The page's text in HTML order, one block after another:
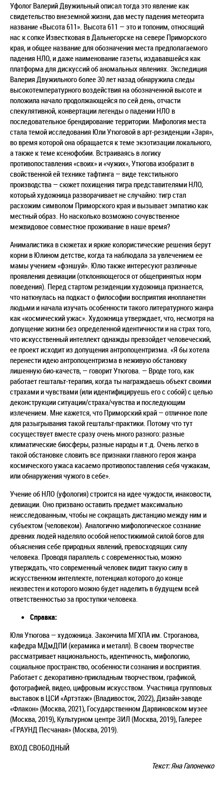
Уфолог Валерий Двужильный описал тогда это явление как
свидетельство внеземной жизни, дав месту падения метеорита
название «Высота 611». Высота 611 — это и топоним, относящий
нас к сопке Известковая в Дальнегорске на севере Приморского
края, и общее название для обозначения места предполагаемого
падения НЛО, и даже наименование газеты, издававшейся как
платформа для дискуссий об аномальных явлениях. Экспедиция
Валерия Двужильного более 30 лет назад обнаружила следы
высокотемпературного воздействия на обозначенной высоте и
положила начало продолжающейся по сей день, отчасти
спекулятивной, конвертации легенды о падении НЛО в
последовательное брендирование территории. Мифология места
стала темой исследования Юли Утюговой в арт-резиденции «Заря»,
во время которой она обращается к теме экзотизации локального,
а также к теме ксенофобии. Встраиваясь в логику
противопоставления «своих» и «чужих», Утюгова изобразит в
свойственной ей технике тафтинга — виде текстильного
производства —сюжет похищения тигра представителями НЛО,
который художница разворачивает не случайно: тигр стал
расхожим символом Приморского края и вызывает эмпатию как
местный образ. Но насколько возможно сочувственное
межвидовое совместное проживание в наше время?
Анималистика в сюжетах и яркие колористические решения берут
корни в Юлином детстве, когда та наблюдала за увлечением ее
мамы учением «фэншуй». Юлю также интересуют различные
проявления девиации (отклоняющегося от общепринятых норм
поведения). Перед стартом резиденции художница признается,
что наткнулась на подкаст о философии восприятия инопланетян
людьми и начала изучать особенности такого литературного жанра
как «космический ужас». Художница утверждает, что, несмотря на
допущение жизни без определенной идентичности и на страх того,
что искусственный интеллект однажды превзойдет человеческий,
ее проект исходит из допущения антропоцентризма. «Я бы хотела
перенести идею антропоцентризма в неживую обстановку
лишенную био-качеств, — говорит Утюгова. — Вроде того, как
работает гештальт-терапия, когда ты награждаешь объект своими
страхами и чувствами (или идентифицируешь его с собой) с целью
деконструкции ситуации/страха/чувства и последующим
излечением. Мне кажется, что Приморский край — отличное поле
для разыгрывания такой гештальт-практики. Потому что тут
сосуществует вместе сразу очень много разного: разные
климатические биосферы, разные народы и т.д. Очень легко в
такой обстановке словить все признаки главного героя жанра
космического ужаса касаемо противопоставления себя чужакам,
или обнаружения чужого в себе».
Учение об НЛО (уфология) строится на идее чуждости, инаковости,
девиации. Оно призвано оставить предмет максимально
неисследованным, чтобы не сокращать дистанцию между ним и
субъектом (человеком). Аналогично мифологическое сознание
древних людей наделяло особой непостижимой силой богов для
объяснения себе природных явлений, превосходящих силу
человека. Проводя параллель с современностью, можно
утверждать, что современный человек видит такую силу в
искусственном интеллекте, потенциал которого до конце
неизвестен и которого можно будет наделить в будущем всей
ответственностью за проступки человека.
Справка:
Юля Утюгова — художница. Закончила МГХПА им. Строганова,
кафедра МДмДПИ (керамика и металл). В своем творчестве
рассматривает национальность, идентичность, мифологию,
социальное пространство, особенности сознания и восприятия.
Работает с декоративно-прикладным творчеством, графикой,
фотографией, видео, цифровым искусством. Участница групповых
выставок в ЦСИ «Артэтаж» (Владивосток, 2022), Дизайн-заводе
«Флакон» (Москва, 2021), Государственном Дарвиновском музее
(Москва, 2019), Культурном центре ЗИЛ (Москва, 2019), Галерее
«ГРАУНД Песчаная» (Москва, 2019).
ВХОД СВОБОДНЫЙ
Текст: Яна Гапоненко